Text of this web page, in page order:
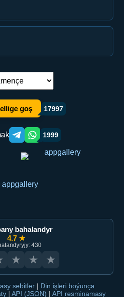
goş 17997
Telegram orqali ulashish
WhatsApp orqali ulashish
1999
bahalandyr
4.7 ★
430
★ ★ ★
sebitler | Din işleri boýunça
| API (JSON) | API resminamasy